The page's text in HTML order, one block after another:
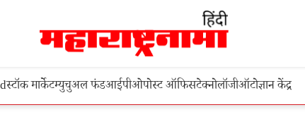
स्टॉक मार्केटम्युचुअल फंडआईपीओपोस्ट ऑफिसटेक्नोलॉजीऑटोज्ञान केंद्र